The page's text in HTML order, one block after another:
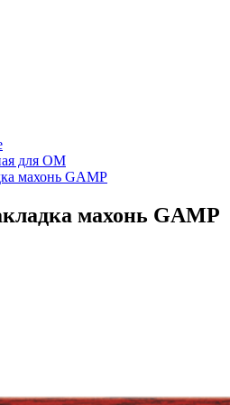
для ОМ
махонь GAMP
махонь GAMP